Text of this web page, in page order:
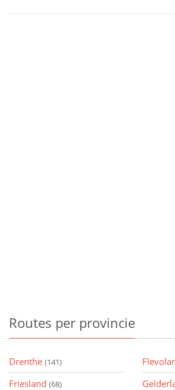
Routes per provincie
Drenthe (141)
Friesland (68)